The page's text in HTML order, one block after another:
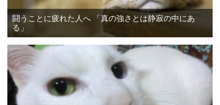
闘うことに疲れた人へ 「真の強さとは静寂の中にあ
る」